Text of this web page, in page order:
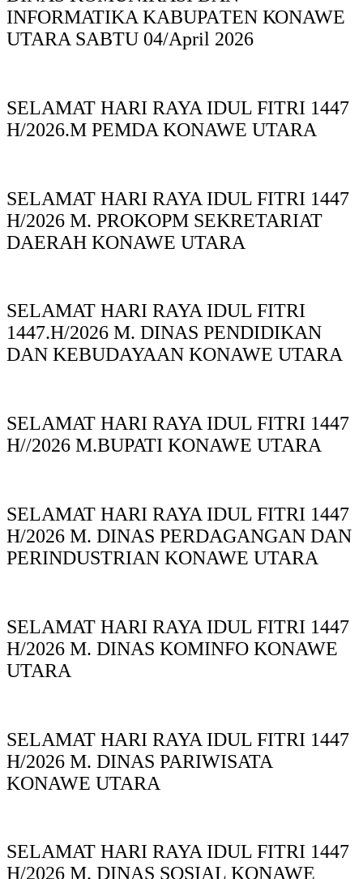
INFORMATIKA KABUPAΤΕΝ ΚΟNAWE
UTARA SABTU 04/April 2026
SELAMAT HARI RAYA IDUL FITRI 1447
H/2026.M PEMDA KONAWE UTARA
SELAMAT HARI RAYA IDUL FITRI 1447
H/2026 M. PROKOPM SEKRETARIAT
DAERAH KONAWE UTARA
SELAMAT HARI RAYA IDUL FITRI
1447.H/2026 M. DINAS PENDIDIKAN
DAN KEBUDAYAAN KONAWE UTARA
SELAMAT HARI RAYA IDUL FITRI 1447
H//2026 M.BUPATI KONAWE UTARA
SELAMAT HARI RAYA IDUL FITRI 1447
H/2026 M. DINAS PERDAGANGAN DAN
PERINDUSTRIAN KONAWE UTARA
SELAMAT HARI RAYA IDUL FITRI 1447
H/2026 M. DINAS KOMINFO KONAWE
UTARA
SELAMAT HARI RAYA IDUL FITRI 1447
H/2026 M. DINAS PARIWISATA
KONAWE UTARA
SELAMAT HARI RAYA IDUL FITRI 1447
H/2026 M. DINAS SOSIAL KONAWE